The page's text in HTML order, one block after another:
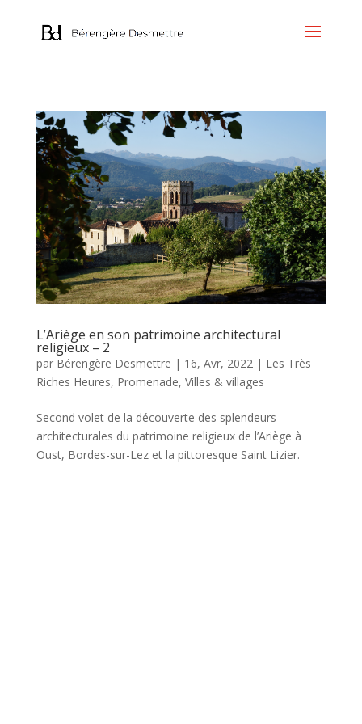
L’Ariège en son patrimoine architectural
religieux – 2
par Bérengère Desmettre | 16, Avr, 2022| Les Très
Riches Heures, Promenade, Villes & villages
Second volet de la découverte des splendeurs
architecturales du patrimoine religieux de l’Ariège à
Oust, Bordes-sur-Lez et la pittoresque Saint Lizier.